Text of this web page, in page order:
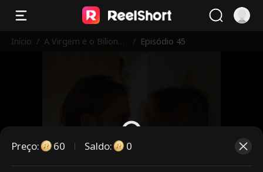
Início / A Virgem e o Bilionári
/ Episódio 45
Preço: 60 Saldo: 0